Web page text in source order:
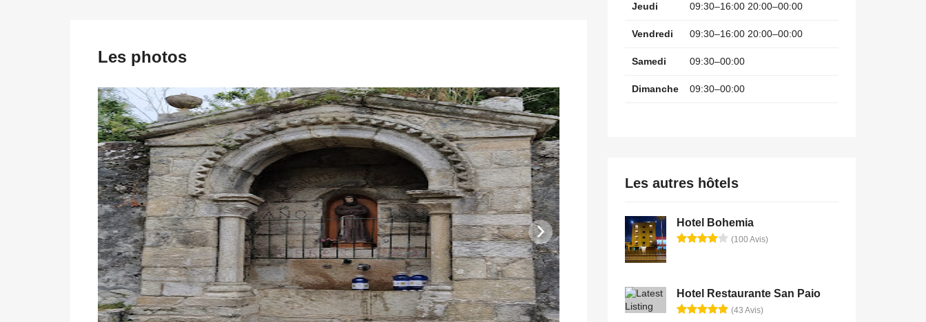
Les photos
Jeudi 09:30–16:00 20:00–00:00
Vendredi 09:30–16:00 20:00–00:00
Samedi 09:30–00:00
Dimanche 09:30–00:00
Les autres hôtels
Hotel Bohemia
(100 Avis)
Hotel Restaurante San Paio
(43 Avis)